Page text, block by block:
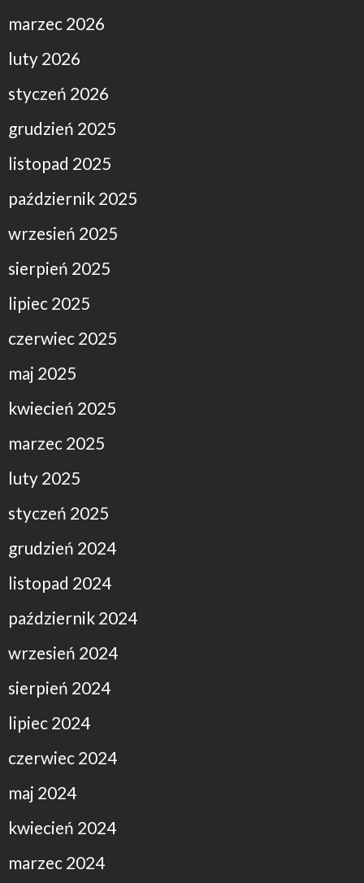
marzec 2026
luty 2026
styczeń 2026
grudzień 2025
listopad 2025
październik 2025
wrzesień 2025
sierpień 2025
lipiec 2025
czerwiec 2025
maj 2025
kwiecień 2025
marzec 2025
luty 2025
styczeń 2025
grudzień 2024
listopad 2024
październik 2024
wrzesień 2024
sierpień 2024
lipiec 2024
czerwiec 2024
maj 2024
kwiecień 2024
marzec 2024